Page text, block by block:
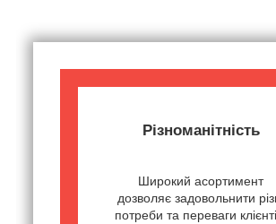
Різноманітність
Широкий асортимент
дозволяє задовольнити
потреби та переваги